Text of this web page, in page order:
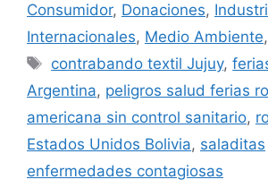
Consumidor, Donaciones,
Internacionales, Medio Ambiente,
contrabando textil Jujuy,
Argentina, peligros salud ferias
americana sin control sanitario,
Estados Unidos Bolivia, saladitas
enfermedades contagiosas